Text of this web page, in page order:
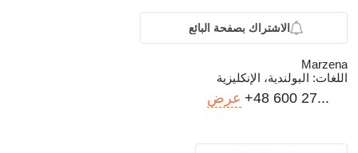
الاشتراك بصفحة البائع
Marzena
اللغات: البولندية، الإنكليزية
+48 600 27... عرض